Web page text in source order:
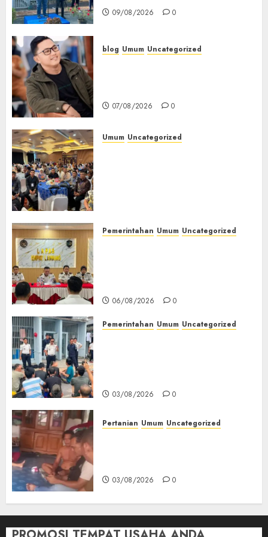
09/08/2026 0
blog Umum Uncategorized
07/08/2026 0
Umum Uncategorized
Pemerintahan Umum Uncategorized
06/08/2026 0
Pemerintahan Umum Uncategorized
03/08/2026 0
Pertanian Umum Uncategorized
03/08/2026 0